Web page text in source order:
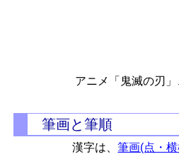
アニメ「鬼滅の刃
筆画と筆順
漢字は、筆画(点・